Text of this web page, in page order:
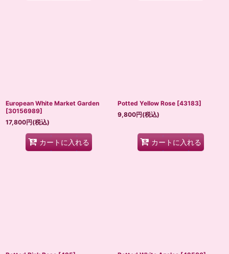
European White Market Garden
[30156989]
17,800円(税込)
カートに入れる
Potted Yellow Rose [43183]
9,800円(税込)
カートに入れる